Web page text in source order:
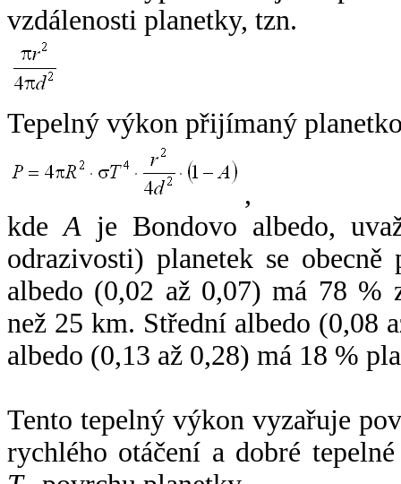
vzdálenosti planetky, tzn.
Tepelný výkon přijímaný
,
kdeA je Bondovo albedo,
odrazivosti) planetek se
albedo (0,02 až 0,07) má 78 %
než 25 km. Střední albedo (0,08
albedo (0,13 až 0,28) má 18 %
Tento tepelný výkon vyzařuje
rychlého otáčení a dobré